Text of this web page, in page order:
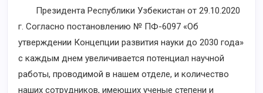
Президента Республики Узбекистан от 29.10.2020
г. Согласно постановлению № ПФ-6097 «Об
утверждении Концепции развития науки до 2030 года»
с каждым днем увеличивается потенциал научной
работы, проводимой в нашем отделе, и количество
наших сотрудников, имеющих ученые степени и